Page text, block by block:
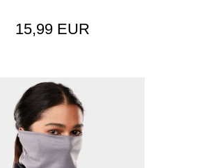
15,99 EUR